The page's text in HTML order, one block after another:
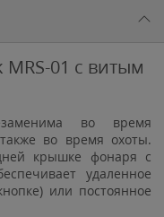
01 с витым
во время
во время охоты.
крышке фонаря с
удаленное
или постоянное